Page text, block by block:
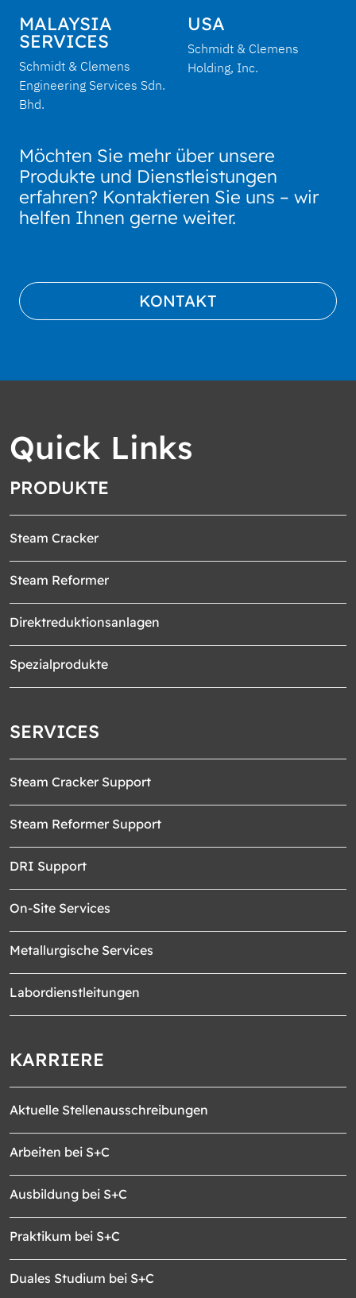
MALAYSIA
SERVICES
Schmidt & Clemens
Engineering Services Sdn.
Bhd.
USA
Schmidt & Clemens
Holding, Inc.
Möchten Sie mehr über unsere
Produkte und Dienstleistungen
erfahren? Kontaktieren Sie uns – wir
helfen Ihnen gerne weiter.
KONTAKT
Quick Links
PRODUKTE
Steam Cracker
Steam Reformer
Direktreduktionsanlagen
Spezialprodukte
SERVICES
Steam Cracker Support
Steam Reformer Support
DRI Support
On-Site Services
Metallurgische Services
Labordienstleitungen
KARRIERE
Aktuelle Stellenausschreibungen
Arbeiten bei S+C
Ausbildung bei S+C
Praktikum bei S+C
Duales Studium bei S+C